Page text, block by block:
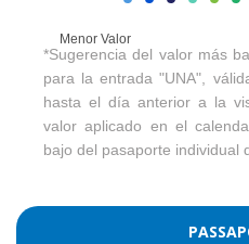
Menor Valor
*Sugerencia del valor más
para la entrada "UNA",
hasta el día anterior a la
valor aplicado en el
bajo del pasaporte individual